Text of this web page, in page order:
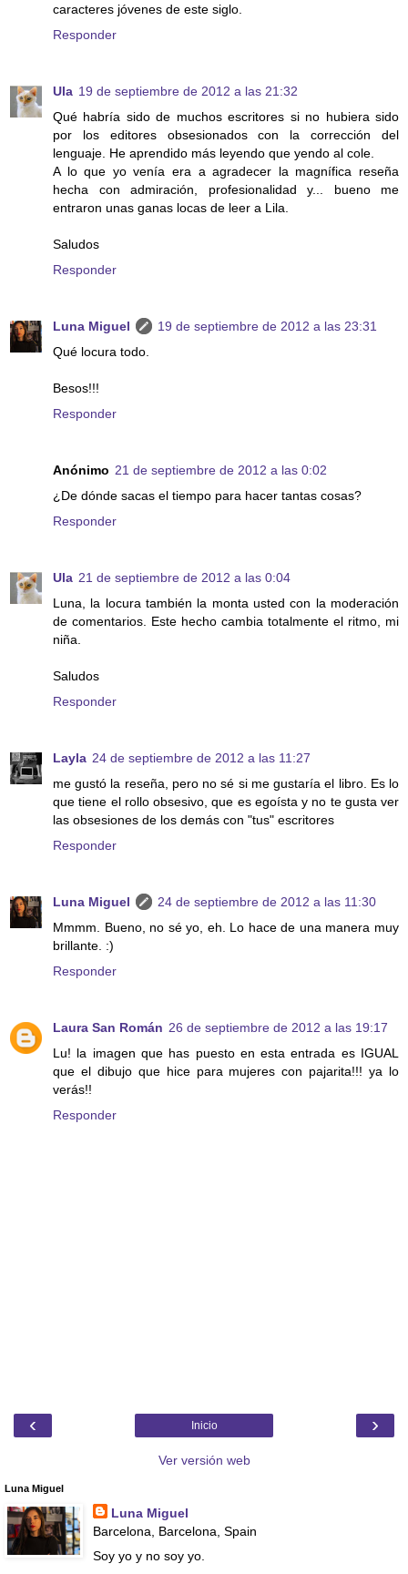
caracteres jóvenes de este siglo.
Responder
Ula 19 de septiembre de 2012 a las 21:32
Qué habría sido de muchos escritores si no hubiera sido
por los editores obsesionados con la corrección del
lenguaje. He aprendido más leyendo que yendo al cole.
A lo que yo venía era a agradecer la magnífica reseña
hecha con admiración, profesionalidad y... bueno me
entraron unas ganas locas de leer a Lila.
Saludos
Responder
Luna Miguel
19 de septiembre de 2012 a las 23:31
Qué locura todo.
Besos!!!
Responder
Anónimo 21 de septiembre de 2012 a las 0:02
¿De dónde sacas el tiempo para hacer tantas cosas?
Responder
Ula 21 de septiembre de 2012 a las 0:04
Luna, la locura también la monta usted con la moderación
de comentarios. Este hecho cambia totalmente el ritmo, mi
niña.
Saludos
Responder
Layla 24 de septiembre de 2012 a las 11:27
me gustó la reseña, pero no sé si me gustaría el libro. Es lo
que tiene el rollo obsesivo, que es egoísta y no te gusta ver
las obsesiones de los demás con "tus" escritores
Responder
Luna Miguel
24 de septiembre de 2012 a las 11:30
Mmmm. Bueno, no sé yo, eh. Lo hace de una manera muy
brillante. :)
Responder
Laura San Román 26 de septiembre de 2012 a las 19:17
Lu! la imagen que has puesto en esta entrada es IGUAL
que el dibujo que hice para mujeres con pajarita!!! ya lo
verás!!
Responder
‹ ›
Inicio
Ver versión web
Luna Miguel
Luna Miguel
Barcelona, Barcelona, Spain
Soy yo y no soy yo.